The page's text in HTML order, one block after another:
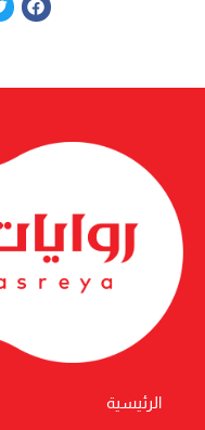
الرئيسية